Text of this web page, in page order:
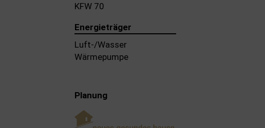
KFW 70
Energieträger
Luft-/Wasser
Wärmepumpe
Planung